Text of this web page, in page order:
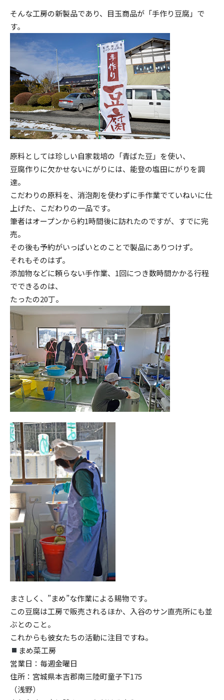
そんな工房の新製品であり、目玉商品が「手作り豆腐」で
す。
原料としては珍しい自家栽培の「青ばた豆」を使い、
豆腐作りに欠かせないにがりには、能登の塩田にがりを調
達。
こだわりの原料を、消泡剤を使わずに手作業でていねいに仕
上げた、こだわりの一品です。
筆者はオープンから約1時間後に訪れたのですが、すでに完
売。
その後も予約がいっぱいとのことで製品にありつけず。
それもそのはず。
添加物などに頼らない手作業、1回につき数時間かかる行程
でできるのは、
たったの20丁。
まさしく、”まめ”な作業による賜物です。
この豆腐は工房で販売されるほか、入谷のサン直売所にも並
ぶとのこと。
これからも彼女たちの活動に注目ですね。
まめ菜工房
営業日：毎週金曜日
住所：宮城県本吉郡南三陸町童子下175
（浅野）